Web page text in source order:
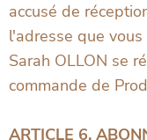
accusé de
l'adresse que vous
Sarah OLLON se
commande de
ARTICLE 6.